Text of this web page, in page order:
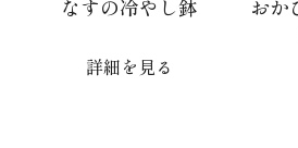
なすの冷やし鉢
詳細を見る
おか